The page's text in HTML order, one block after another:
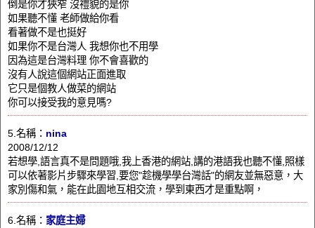
倒是你才狹窄 沒禮貌的是你
如果聽不懂 老師做給你看
看著做不是也挺好
如果你不是台灣人 我想你也不用學
因為這是台灣料理 你不會喜歡的
沒有人說這個網站正面進取
它只是個教人做菜的網站
你可以接受我的意見嗎?
5.名稱： nina
2008/12/12
若想學,語言真不是問題哦,我上香港的網站,講的港語我也聽不懂,照樣
可以依著影片步驟來學習,要您"趁機學學台灣話"的網友並無惡意，大
家別傷和氣，能在此園地互相交流，學到東西才是重點啊，
6.名稱： 家庭主婦